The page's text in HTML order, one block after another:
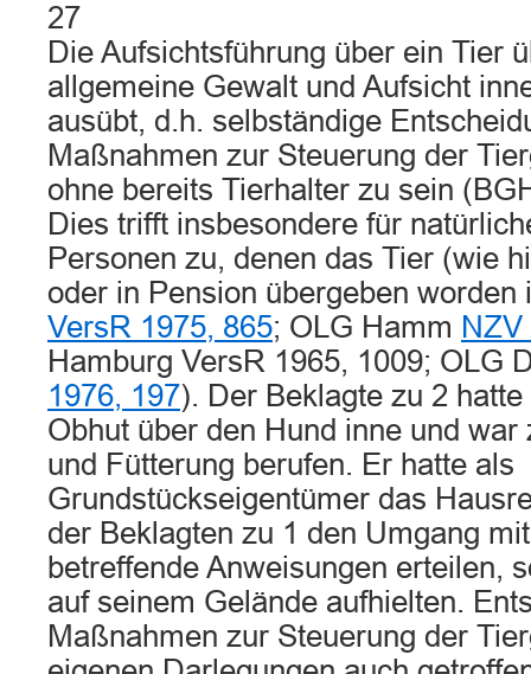
27
Die Aufsichtsführung über ein Tier
allgemeine Gewalt und Aufsicht
ausübt, d.h. selbständige
Maßnahmen zur Steuerung der
ohne bereits Tierhalter zu sein
Dies trifft insbesondere für
Personen zu, denen das Tier (wie
oder in Pension übergeben
VersR 1975, 865; OLG Hamm
Hamburg VersR 1965, 1009; OLG
1976, 197). Der Beklagte zu 2
Obhut über den Hund inne und war
und Fütterung berufen. Er hatte als
Grundstückseigentümer das
der Beklagten zu 1 den Umgang
betreffende Anweisungen erteilen,
auf seinem Gelände aufhielten.
Maßnahmen zur Steuerung der